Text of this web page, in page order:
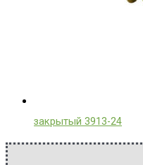
закрытый 3913-24